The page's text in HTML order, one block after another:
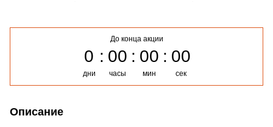
До конца акции
0
дни
00
часы
00
мин
00
сек
Описание